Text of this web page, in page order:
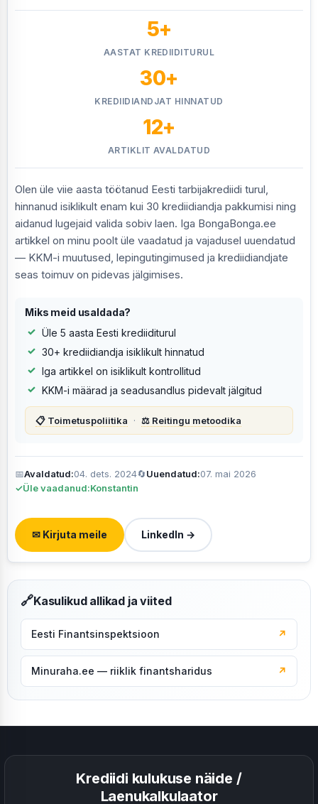
5+
AASTAT KREDIIDITURUL
30+
KREDIIDIANDJAT HINNATUD
12+
ARTIKLIT AVALDATUD
Olen üle viie aasta töötanud Eesti tarbijakrediidi turul,
hinnanud isiklikult enam kui 30 krediidiandja pakkumisi ning
aidanud lugejaid valida sobiv laen. Iga BongaBonga.ee
artikkel on minu poolt üle vaadatud ja vajadusel uuendatud
— KKM-i muutused, lepingutingimused ja krediidiandjate
seas toimuv on pidevas jälgimises.
Miks meid usaldada?
Üle 5 aasta Eesti krediiditurul
30+ krediidiandja isiklikult hinnatud
Iga artikkel on isiklikult kontrollitud
KKM-i määrad ja seadusandlus pidevalt jälgitud
📋 Toimetuspoliitika · ⚖️ Reitingu metoodika
📅Avaldatud:04. dets. 2024🔄Uuendatud:07. mai 2026
✓Üle vaadanud:Konstantin
✉ Kirjuta meile LinkedIn →
🔗Kasulikud allikad ja viited
Eesti Finantsinspektsioon ↗
Minuraha.ee — riiklik finantsharidus ↗
Krediidi kulukuse näide /
Laenukalkulaator